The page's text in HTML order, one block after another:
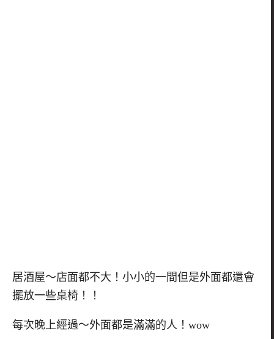
居酒屋～店面都不大！小小的一間但是外面都還會
擺放一些桌椅！！
每次晚上經過～外面都是滿滿的人！wow